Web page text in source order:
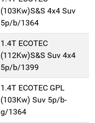
(103Kw)S&S 4x4 Suv
5p/b/1364
1.4T ECOTEC
(112Kw)S&S Suv 4x4
5p/b/1399
1.4T ECOTEC GPL
(103Kw) Suv 5p/b-
g/1364